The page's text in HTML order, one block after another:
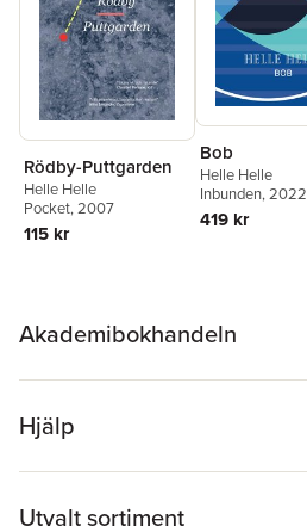
Rödby-Puttgarden
Helle Helle
Pocket, 2007
115 kr
Bob
Helle Helle
Inbunden, 2022
419 kr
Akademibokhandeln
Hjälp
Utvalt sortiment